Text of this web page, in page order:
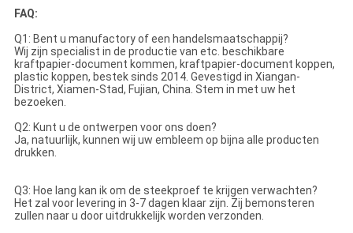
FAQ:
Q1: Bent u manufactory of een handelsmaatschappij?
Wij zijn specialist in de productie van etc. beschikbare
kraftpapier-document kommen, kraftpapier-document koppen,
plastic koppen, bestek sinds 2014. Gevestigd in Xiangan-
District, Xiamen-Stad, Fujian, China. Stem in met uw het
bezoeken.
Q2: Kunt u de ontwerpen voor ons doen?
Ja, natuurlijk, kunnen wij uw embleem op bijna alle producten
drukken.
Q3: Hoe lang kan ik om de steekproef te krijgen verwachten?
Het zal voor levering in 3-7 dagen klaar zijn. Zij bemonsteren
zullen naar u door uitdrukkelijk worden verzonden.